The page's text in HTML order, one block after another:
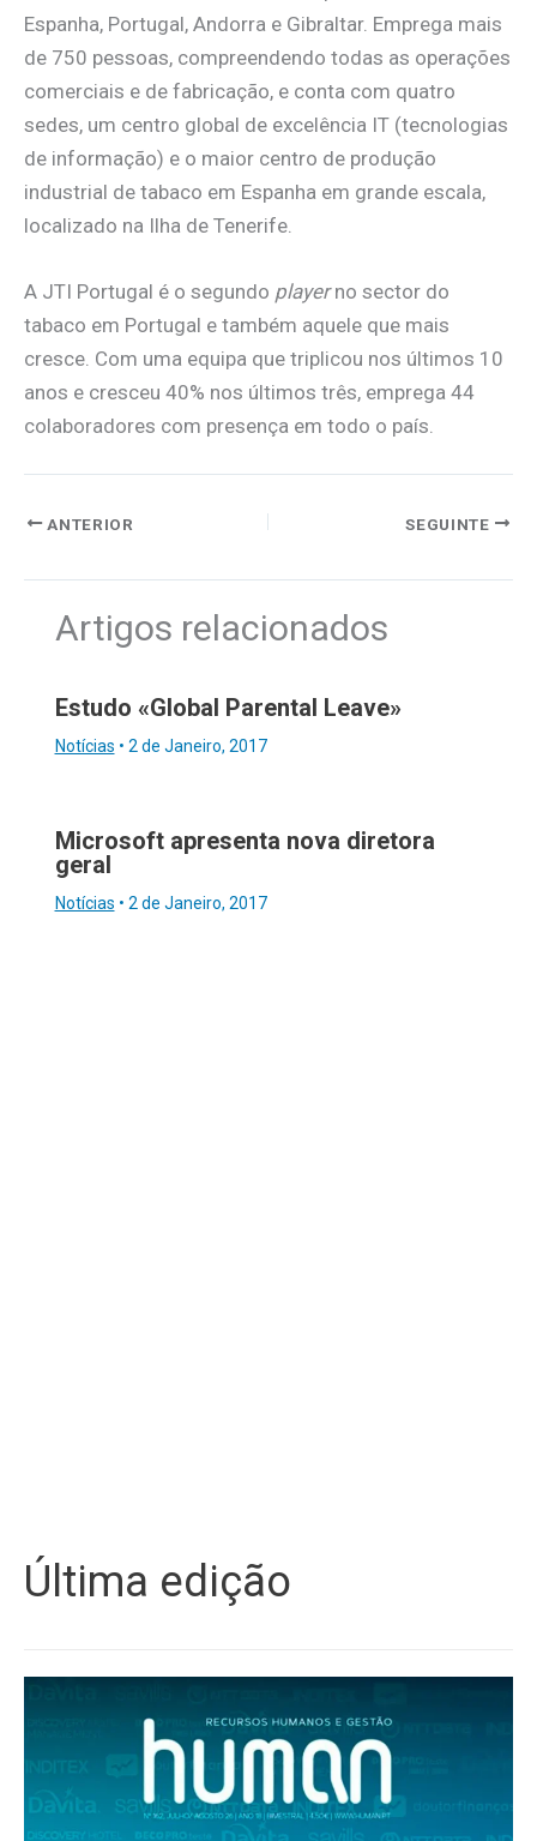
Espanha, Portugal, Andorra e Gibraltar. Emprega mais
de 750 pessoas, compreendendo todas as operações
comerciais e de fabricação, e conta com quatro
sedes, um centro global de excelência IT (tecnologias
de informação) e o maior centro de produção
industrial de tabaco em Espanha em grande escala,
localizado na Ilha de Tenerife.
A JTI Portugal é o segundo playerno sector do
tabaco em Portugal e também aquele que mais
cresce. Com uma equipa que triplicou nos últimos 10
anos e cresceu 40% nos últimos três, emprega 44
colaboradores com presença em todo o país.
ANTERIOR SEGUINTE
Artigos relacionados
Estudo «Global Parental Leave»
Notícias • 2 de Janeiro, 2017
Microsoft apresenta nova diretora
geral
Notícias • 2 de Janeiro, 2017
Última edição